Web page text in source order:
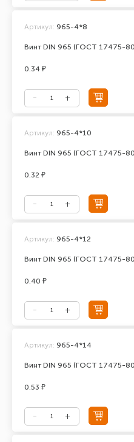
Винт DIN 965 (ГОСТ 17475-
Артикул: 965-4*8
0.34 ₽
Винт DIN 965 (ГОСТ 17475-
Артикул: 965-4*10
0.32 ₽
Винт DIN 965 (ГОСТ 17475-
Артикул: 965-4*12
0.40 ₽
Винт DIN 965 (ГОСТ 17475-
Артикул: 965-4*14
0.53 ₽